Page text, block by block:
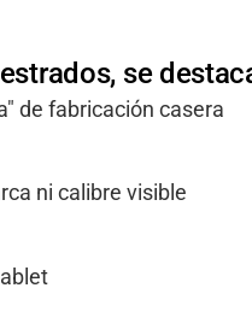
se
de fabricación casera
ni calibre visible